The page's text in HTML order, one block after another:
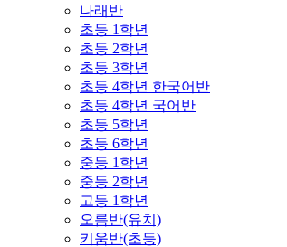
나래반
초등 1학년
초등 2학년
초등 3학년
초등 4학년 한국어반
초등 4학년 국어반
초등 5학년
초등 6학년
중등 1학년
중등 2학년
고등 1학년
오름반(유치)
키움반(초등)